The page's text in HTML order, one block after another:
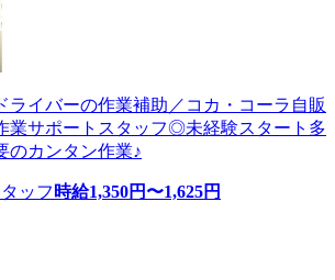
ライバーの作業補助／コカ・コーラ自販
業サポートスタッフ◎未経験スタート多
のカンタン作業♪
ッフ 時給1,350円〜1,625円